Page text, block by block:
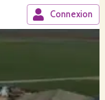
Connexion